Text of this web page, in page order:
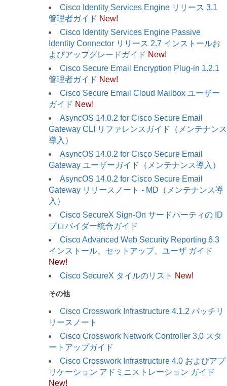
Cisco Identity Services Engine リリース 3.1
管理者ガイド New!
Cisco Identity Services Engine Passive
Identity Connector リリース 2.7 インストールお
よびアップグレードガイド New!
Cisco Secure Email Encryption Plug-in 1.2.1
管理者ガイド New!
Cisco Secure Email Cloud Mailbox ユーザー
ガイド New!
AsyncOS 14.0.2 for Cisco Secure Email
Gateway CLI リファレンスガイド（メンテナンス
導入）
AsyncOS 14.0.2 for Cisco Secure Email
Gateway ユーザーガイド（メンテナンス導入）
AsyncOS 14.0.2 for Cisco Secure Email
Gateway リリースノート - MD（メンテナンス導
入）
Cisco SecureX Sign-On サードパーティの ID
プロバイダー統合ガイド
Cisco Advanced Web Security Reporting 6.3
インストール、セットアップ、ユーザ ガイド
New!
Cisco SecureX タイルのリスト New!
その他
Cisco Crosswork Infrastructure 4.1.2 パッチリ
リースノート
Cisco Crosswork Network Controller 3.0 スタ
ートアップガイド
Cisco Crosswork Infrastructure 4.0 およびアプ
リケーション アドミニストレーション ガイド
New!